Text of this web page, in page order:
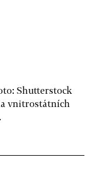
Shutterstock
vnitrostátních